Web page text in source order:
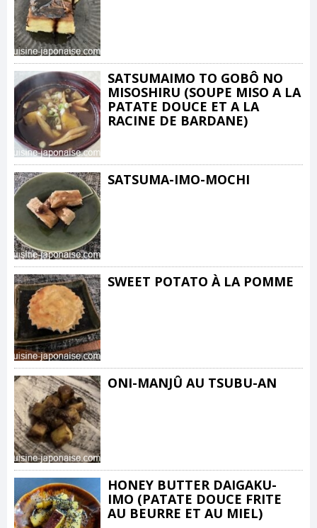
SATSUMAIMO TO GOBÔ NO
MISOSHIRU (SOUPE MISO A LA
PATATE DOUCE ET A LA
RACINE DE BARDANE)
SATSUMA-IMO-MOCHI
SWEET POTATO À LA POMME
ONI-MANJÛ AU TSUBU-AN
HONEY BUTTER DAIGAKU-
IMO (PATATE DOUCE FRITE
AU BEURRE ET AU MIEL)